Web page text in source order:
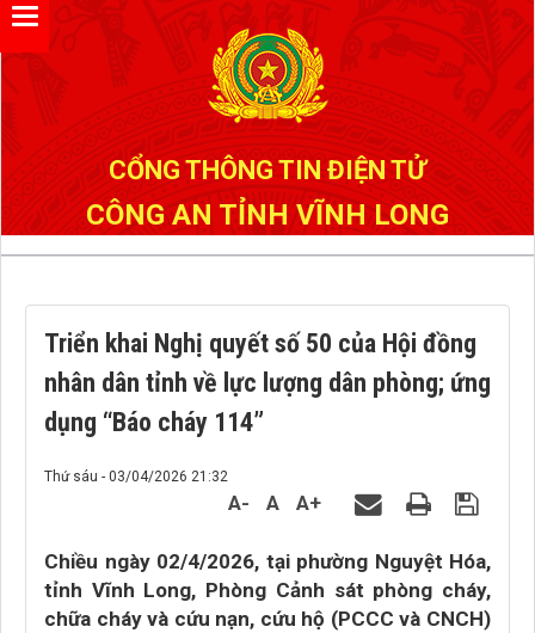
CỔNG THÔNG TIN ĐIỆN TỬ
CÔNG AN TỈNH VĨNH LONG
Triển khai Nghị quyết số 50 của Hội đồng
nhân dân tỉnh về lực lượng dân phòng; ứng
dụng “Báo cháy 114”
Thứ sáu - 03/04/2026 21:32
A- A A+
Chiều ngày 02/4/2026, tại phường Nguyệt Hóa,
tỉnh Vĩnh Long, Phòng Cảnh sát phòng cháy,
chữa cháy và cứu nạn, cứu hộ (PCCC và CNCH)